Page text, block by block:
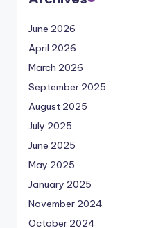
June 2026
April 2026
March 2026
September 2025
August 2025
July 2025
June 2025
May 2025
January 2025
November 2024
October 2024